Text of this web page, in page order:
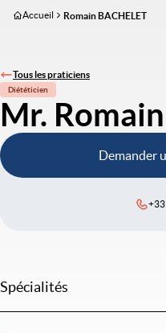
Aller
principal
Accueil Romain BACHELET
Tous les praticiens
Diététicien
Mr.
Demander
+33
Spécialités